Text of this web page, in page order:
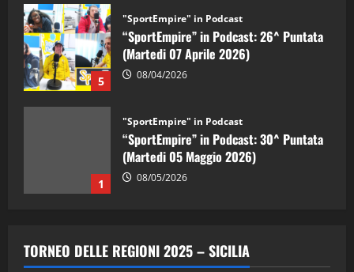
5
"SportEmpire" in Podcast
“SportEmpire” in Podcast: 26^ Puntata
(Martedi 07 Aprile 2026)
08/04/2026
1
"SportEmpire" in Podcast
“SportEmpire” in Podcast: 30^ Puntata
(Martedi 05 Maggio 2026)
08/05/2026
“SportEmpire” in Podcast: 29^ Puntata
(Martedi 28 Aprile 2026)
TORNEO DELLE REGIONI 2025 – SICILIA